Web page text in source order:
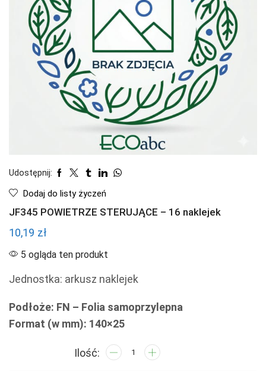
Udostępnij:
Dodaj do listy życzeń
JF345 POWIETRZE STERUJĄCE – 16 naklejek
10,19 zł
5 ogląda ten produkt
Jednostka: arkusz naklejek
Podłoże: FN – Folia samoprzylepna
Format (w mm): 140×25
ilość